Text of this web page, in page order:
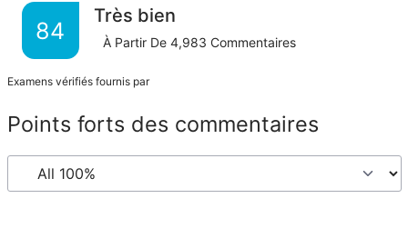
84
Très bien
À Partir De 4,983 Commentaires
Examens vérifiés fournis par
Points forts des commentaires